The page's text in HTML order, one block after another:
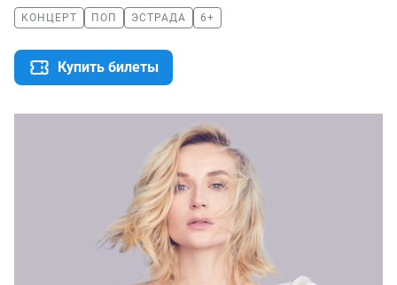
КОНЦЕРТ ПОП ЭСТРАДА 6+
Купить билеты